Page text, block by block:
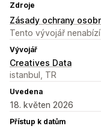
Zdroje
Zásady ochrany
Tento vývojář
Vývojář
Creatives Data
istanbul, TR
Uvedena
18. květen 2026
Přístup k datům